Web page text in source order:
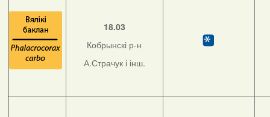
18.03
Кобрынскі р-н
А.Страчук і інш.